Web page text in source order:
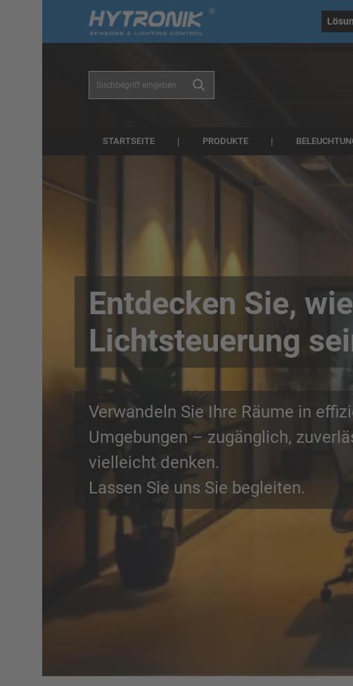
Zur Hauptnavigation springen
STARTSEITE PRODUKTE
Entdecken Sie,
Lichtsteuerung
Verwandeln Sie Ihre Räume in
Umgebungen – zugänglich,
vielleicht denken.
Lassen Sie uns Sie begleiten.